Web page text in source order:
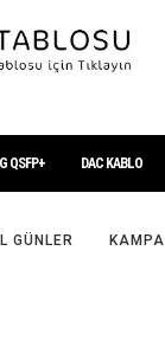
QSFP+ DAC KABLO
GÜNLER